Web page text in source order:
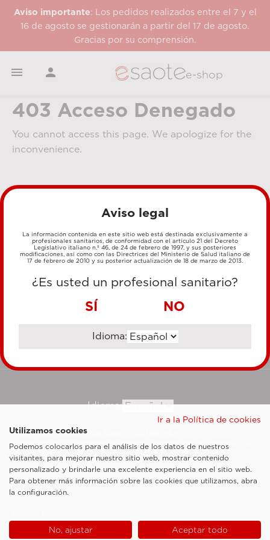
Aviso importante: Los pedidos realizados entre el 7 y el
16 de agosto se gestionarán a partir del 17 de agosto.
Gracias por su comprensión.
  e-shop
403 Acceso Denegado
You cannot access this page. We apologize for the
inconvenience.
MÉTODOS DE PAGO
TRANSFERENCIA BANCARIA
Idioma:
Esaote SpA ©2026 - Vat Code IT05131180969
Sociedad sujeta a la actividad de dirección y coordinación de Shanghai Luzi
Enterprise Management Consultancy Center (Limited Partnership)
Notas legales
Cookie Policy
Aviso legal
La información contenida en este sitio web está destinada exclusivamente a
profesionales sanitarios, de conformidad con el artículo 21 del Decreto
Legislativo italiano n.º 46, de 24 de febrero de 1997, y sus posteriores
modificaciones, así como con las Directrices del Ministerio de Salud italiano de
17 de febrero de 2010 y su posterior actualización de 18 de marzo de 2013.
¿Es usted un profesional sanitario?
SÍ NO
Idioma:
Ir a la Política de cookies
Utilizamos cookies
Podemos colocarlos para el análisis de los datos de nuestros
visitantes, para mejorar nuestro sitio web, mostrar contenido
personalizado y brindarle una excelente experiencia en el sitio web.
Para obtener más información sobre las cookies que utilizamos, abra
la configuración.
No, ajustar Aceptar todo